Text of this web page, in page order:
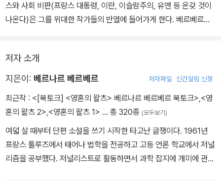
스와 사회 비판(프랑스 대통령, 이란, 이슬람주의, 유엔 등 온갖 것이
나온다)은 그를 위대한 작가들의 반열에 들어가게 한다. 베르베르는
문에 대답함으로써 우리에게 현기증을 안겨준다.
저자 소개
지은이: 베르나르 베르베르 저자파일 신간알림 신청
최근작 : <[북토크] <영혼의 왈츠> 베르나르 베르베르 북토크>,<영
혼의 왈츠 2>,<영혼의 왈츠 1> … 총 320종 (모두보기)
여덟 살 때부터 단편 소설을 쓰기 시작한 타고난 글쟁이다. 1961년
프랑스 툴루즈에서 태어나 법학을 전공하고 고등 언론 학교에서 저널
리즘을 공부했다. 저널리스트로 활동하면서 과학 잡지에 개미에 관한